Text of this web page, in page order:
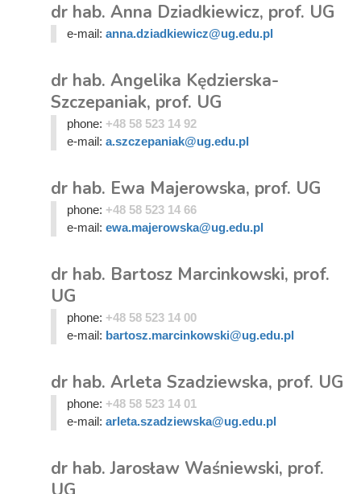
dr hab. Anna Dziadkiewicz, prof. UG
e-mail: anna.dziadkiewicz@ug.edu.pl
dr hab. Angelika Kędzierska-
Szczepaniak, prof. UG
phone: +48 58 523 14 92
e-mail: a.szczepaniak@ug.edu.pl
dr hab. Ewa Majerowska, prof. UG
phone: +48 58 523 14 66
e-mail: ewa.majerowska@ug.edu.pl
dr hab. Bartosz Marcinkowski, prof.
UG
phone: +48 58 523 14 00
e-mail: bartosz.marcinkowski@ug.edu.pl
dr hab. Arleta Szadziewska, prof. UG
phone: +48 58 523 14 01
e-mail: arleta.szadziewska@ug.edu.pl
dr hab. Jarosław Waśniewski, prof.